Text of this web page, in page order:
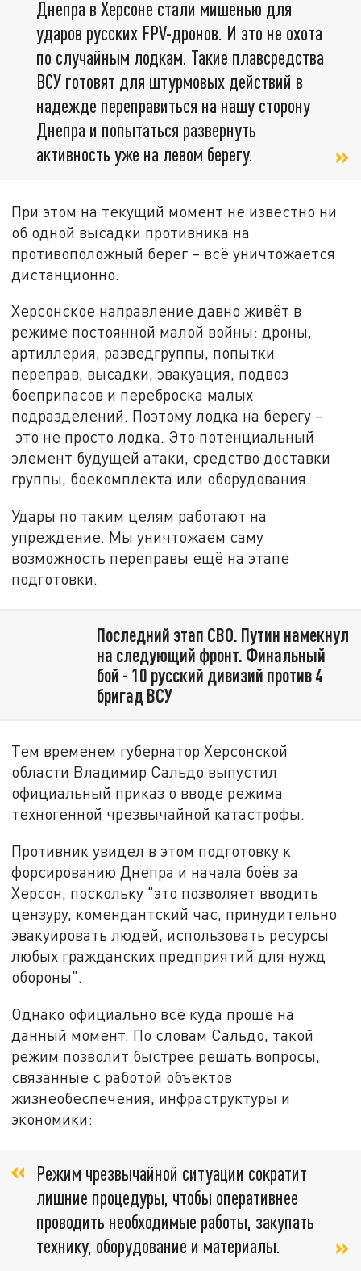
Днепра в Херсоне стали мишенью для
ударов русских FPV-дронов. И это не охота
по случайным лодкам. Такие плавсредства
ВСУ готовят для штурмовых действий в
надежде переправиться на нашу сторону
Днепра и попытаться развернуть
активность уже на левом берегу.
При этом на текущий момент не известно ни
об одной высадки противника на
противоположный берег – всё уничтожается
дистанционно.
Херсонское направление давно живёт в
режиме постоянной малой войны: дроны,
артиллерия, разведгруппы, попытки
переправ, высадки, эвакуация, подвоз
боеприпасов и переброска малых
подразделений. Поэтому лодка на берегу –
это не просто лодка. Это потенциальный
элемент будущей атаки, средство доставки
группы, боекомплекта или оборудования.
Удары по таким целям работают на
упреждение. Мы уничтожаем саму
возможность переправы ещё на этапе
подготовки.
Последний этап СВО. Путин намекнул
на следующий фронт. Финальный
бой - 10 русский дивизий против 4
бригад ВСУ
Тем временем губернатор Херсонской
области Владимир Сальдо выпустил
официальный приказ о вводе режима
техногенной чрезвычайной катастрофы.
Противник увидел в этом подготовку к
форсированию Днепра и начала боёв за
Херсон, поскольку "это позволяет вводить
цензуру, комендантский час, принудительно
эвакуировать людей, использовать ресурсы
любых гражданских предприятий для нужд
обороны".
Однако официально всё куда проще на
данный момент. По словам Сальдо, такой
режим позволит быстрее решать вопросы,
связанные с работой объектов
жизнеобеспечения, инфраструктуры и
экономики:
Режим чрезвычайной ситуации сократит
лишние процедуры, чтобы оперативнее
проводить необходимые работы, закупать
технику, оборудование и материалы.